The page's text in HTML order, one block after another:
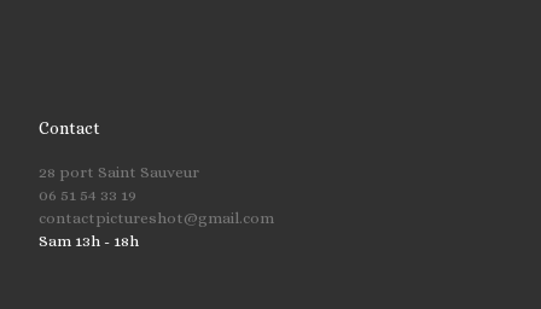
Contact
28 port Saint Sauveur
06 51 54 33 19
contactpictureshot@gmail.com
Sam 13h - 18h